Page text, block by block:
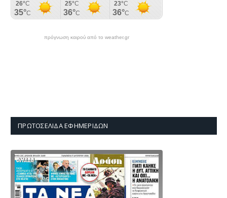
πρόγνωση καιρού από το weather.gr
ΠΡΩΤΟΣΈΛΙΔΑ ΕΦΗΜΕΡΊΔΩΝ